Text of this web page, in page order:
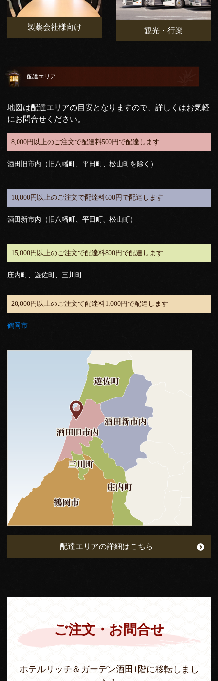
製薬会社様向け 観光・行楽
配達エリア
地図は配達エリアの目安となりますので、詳しくはお気軽
にお問合せください。
8,000円以上のご注文で配達料500円で配達します
酒田旧市内（旧八幡町、平田町、松山町を除く）
10,000円以上のご注文で配達料600円で配達します
酒田新市内（旧八幡町、平田町、松山町）
15,000円以上のご注文で配達料800円で配達します
庄内町、遊佐町、三川町
20,000円以上のご注文で配達料1,000円で配達します
鶴岡市
配達エリアの詳細はこちら
ご注文・お問合せ
ホテルリッチ＆ガーデン酒田1階に移転しまし